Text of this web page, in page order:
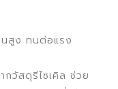
นสูง ทนต่อแรง
วัสดุรีไซเคิล ช่วย